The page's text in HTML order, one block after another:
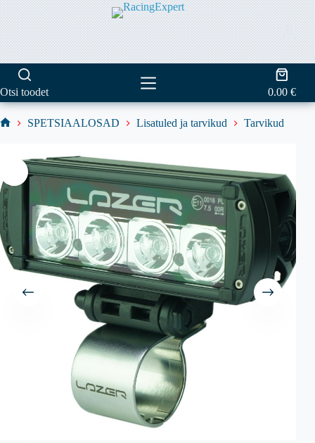
Skip
to
content
Otsi toodet
cart
0.00€
SPETSIAALOSAD Lisatuled ja tarvikud Tarvikud